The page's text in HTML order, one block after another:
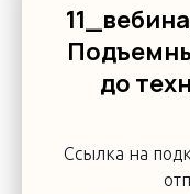
до
Ссылка на